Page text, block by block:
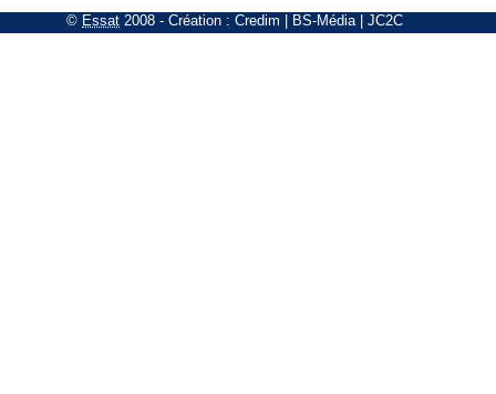
© Essat 2008 - Création : Credim BS-Média| JC2C